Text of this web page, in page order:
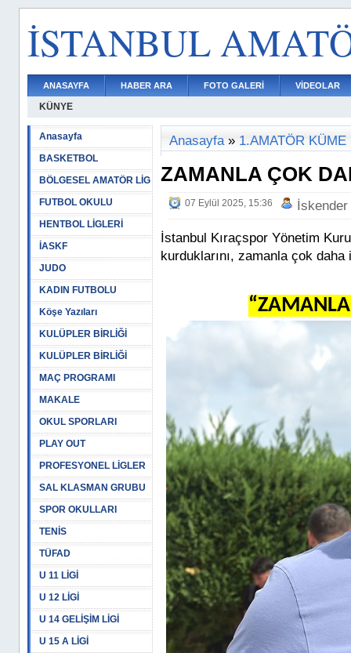
İSTANBUL
ANASAYFA HABER ARA FOTO GALERİ VİDEOLAR
KÜNYE
Anasayfa
BASKETBOL
BÖLGESEL AMATÖR LİG
FUTBOL OKULU
HENTBOL LİGLERİ
İASKF
JUDO
KADIN FUTBOLU
Köşe Yazıları
KULÜPLER BİRLİĞİ
KULÜPLER BİRLİĞİ
MAÇ PROGRAMI
MAKALE
OKUL SPORLARI
PLAY OUT
PROFESYONEL LİGLER
SAL KLASMAN GRUBU
SPOR OKULLARI
TENİS
TÜFAD
U 11 LİGİ
U 12 LİGİ
U 14 GELİŞİM LİGİ
U 15 A LİGİ
Anasayfa» 1.AMATÖR KÜME
ZAMANLA ÇOK
07 Eylül 2025, 15:36 İskender
İstanbul Kıraçspor Yönetim
kurduklarını, zamanla çok